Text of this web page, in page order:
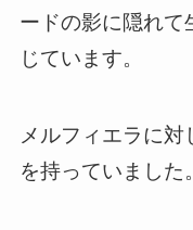
ードの影に隠れて
じています。
メルフィエラに
を持っていました。